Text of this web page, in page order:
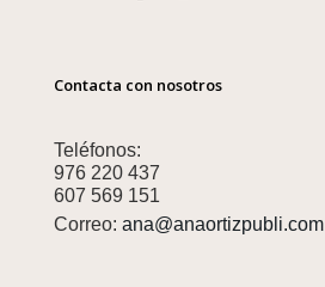
Contacta con nosotros
Teléfonos:
976 220 437
607 569 151
Correo: ana@anaortizpubli.com